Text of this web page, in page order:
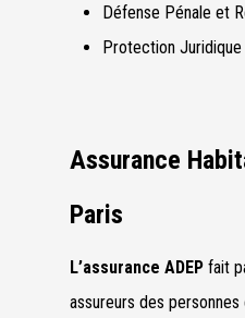
Défense Pénale et
Protection Juridique
Assurance
Paris
L’assurance ADEP fait
assureurs des